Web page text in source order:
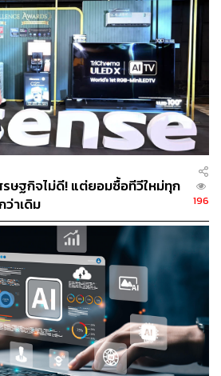
THE STANDARD WEALTH
ที่คุณสะดวกหรือใช้งานอยู่แล้วได้เลย
อุตสาหกรรมโฆษณา ธุรกิจทีวี ทีวี
THE AUTHOR
รษฐกิจไม่ดี! แต่ยอมซื้อทีวีใหม่ทุก
าเดิม
196